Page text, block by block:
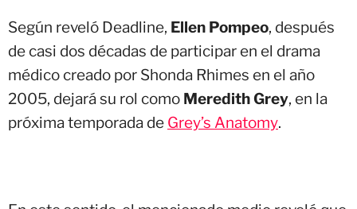
Según reveló Deadline, Ellen Pompeo, después
de casi dos décadas de participar en el drama
médico creado por Shonda Rhimes en el año
2005, dejará su rol como Meredith Grey, en la
próxima temporada de Grey’s Anatomy.